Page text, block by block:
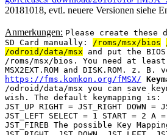
20181018, evtl. neuere Versionen siehe
Anmerkungen: Please create these
SD Card manually:
/roms/msx/bios
/odroid/data/msx and put the
/roms/msx/bios. You need at least
MSX2EXT.ROM and DISK.ROM. z. B.
https://fms.komkon.org/fMSX/
/odroid/data/msx you can save
wish. The default keymapping is:
JST_UP RIGHT = JST_RIGHT DOWN =
JST_LEFT SELECT = 1 START = 2 A
JST_FIREB The possible Key